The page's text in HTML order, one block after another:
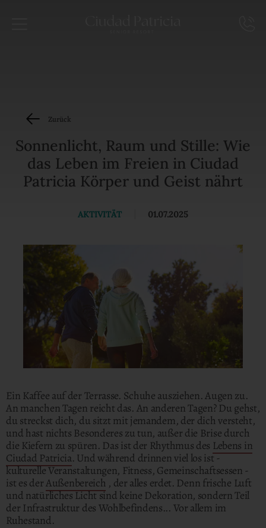
Zurück
Sonnenlicht, Raum und Stille: Wie
das Leben im Freien in Ciudad
Patricia Körper und Geist nährt
AKTIVITÄT 01.07.2025
Ein Kaffee auf der Terrasse. Schuhe ausziehen. Augen zu.
An manchen Tagen reicht das. An anderen Tagen? Du gehst,
du streckst dich, du sitzt mit jemandem, der dich versteht,
und hast nichts Besonderes zu tun, außer die Brise durch
die Kiefern zu spüren. Das ist der Rhythmus des Lebens in
Ciudad Patricia. Und während drinnen viel los ist -
kulturelle Veranstaltungen, Fitness, Gemeinschaftsessen -
ist es derAußenbereich , der alles erdet. Denn frische Luft
und natürliches Licht sind keine Dekoration, sondern Teil
der Infrastruktur des Wohlbefindens... Vor allem im
Ruhestand.